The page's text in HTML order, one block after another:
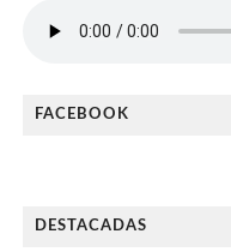
FACEBOOK
DESTACADAS